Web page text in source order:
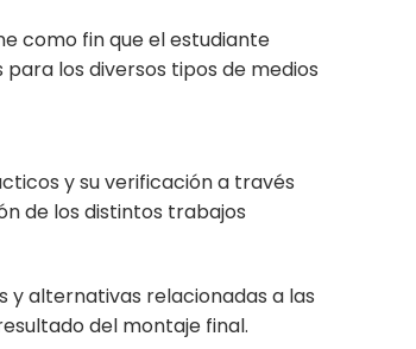
como fin que el estudiante
los diversos tipos de medios
y su verificación a través
de los distintos trabajos
y alternativas relacionadas a las
del montaje final.